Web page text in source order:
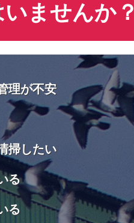
ませんか？
理が不安
掃したい
る
る